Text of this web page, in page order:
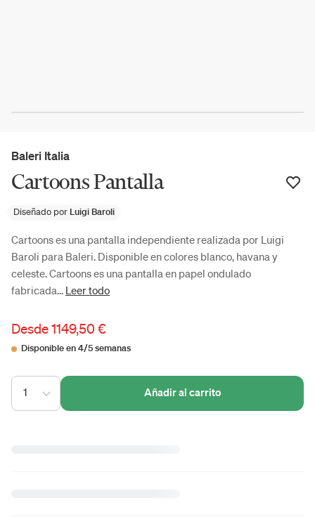
Baleri Italia
Cartoons Pantalla
Diseñado por Luigi Baroli
Cartoons es una pantalla independiente realizada por Luigi
Baroli para Baleri. Disponible en colores blanco, havana y
celeste. Cartoons es una pantalla en papel ondulado
fabricada... Leer todo
Desde1149,50 €
Disponible en 4/5 semanas
1 Añadir al carrito